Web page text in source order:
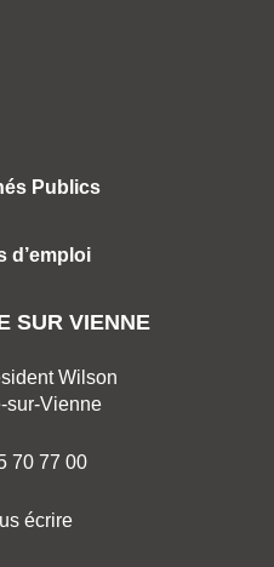
Publics
d’emploi
SUR VIENNE
Wilson
sur-Vienne
70 77 00
écrire